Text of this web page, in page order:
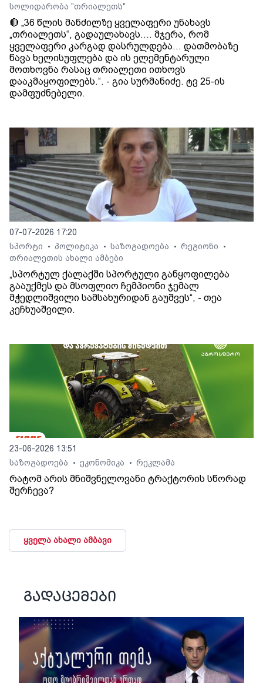
სოლიდარობა "თრიალეთს"
🔴 „36 წლის მანძილზე ყველაფერი უნახავს
„თრიალეთს“, გადაულახავს.... მჯერა, რომ
ყველაფერი კარგად დასრულდება... დათმობაზე
წავა ხელისუფლება და ის ელემენტარული
მოთხოვნა რასაც თრიალეთი ითხოვს
დააკმაყოფილებს.“. - გია სურმანიძე. ტვ 25-ის
დამფუძნებელი.
07-07-2026 17:20
სპორტი
• პოლიტიკა • საზოგადოება • რეგიონი •
თრიალეთის ახალი ამბები
„სპორტულ ქალაქში სპორტული განყოფილება
გააუქმეს და მსოფლიო ჩემპიონი ჯემალ
მჭედლიშვილი სამსახურიდან გაუშვეს“, - თეა
კეჩხუაშვილი.
23-06-2026 13:51
საზოგადოება
• ეკონომიკა • რეკლამა
რატომ არის მნიშვნელოვანი ტრაქტორის სწორად
შერჩევა?
ყველა ახალი ამბავი
გადაცემები